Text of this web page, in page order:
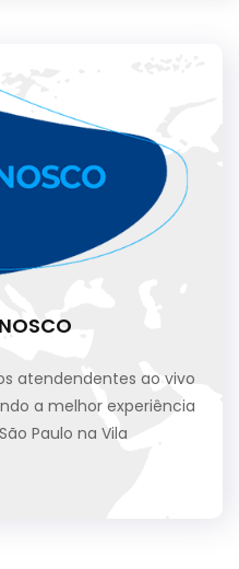
atendendentes ao vivo
a melhor experiência
Paulo na Vila